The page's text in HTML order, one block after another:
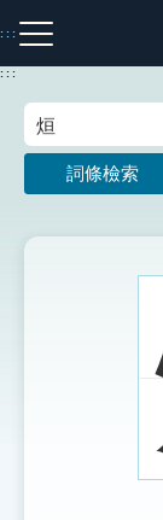
到
主
:::
注音索引圖示
:::
詞條檢索